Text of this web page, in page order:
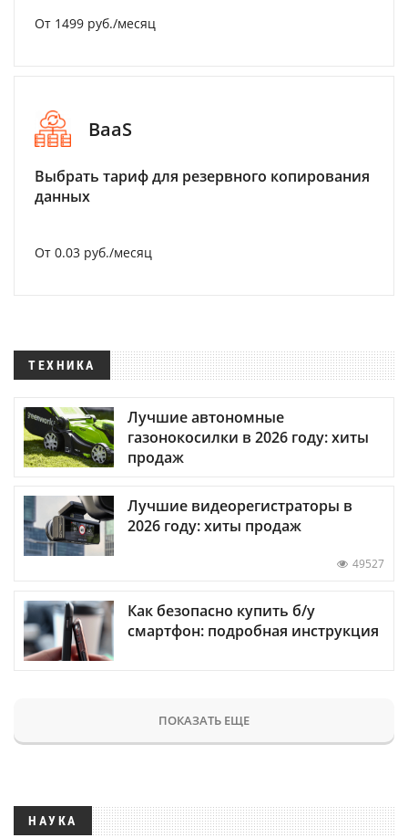
От 1499 руб./месяц
BaaS
Выбрать тариф для резервного копирования
данных
От 0.03 руб./месяц
ТЕХНИКА
Лучшие автономные
газонокосилки в 2026 году: хиты
продаж
Лучшие видеорегистраторы в
2026 году: хиты продаж
49527
Как безопасно купить б/у
смартфон: подробная инструкция
ПОКАЗАТЬ ЕЩЕ
НАУКА